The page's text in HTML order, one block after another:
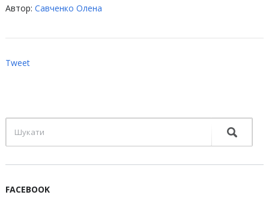
Автор: Савченко Олена
Tweet
FACEBOOK